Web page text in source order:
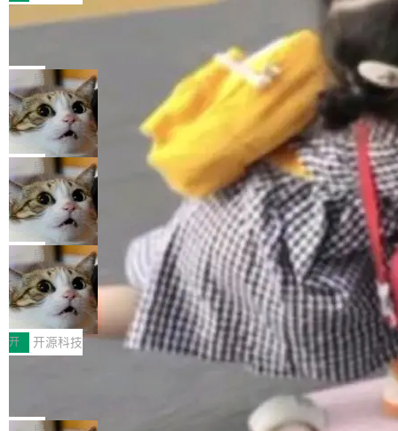
由中关村智联软件服务业质量创新联盟主办，以
“智构可信·质创未来——AI原生时代的质量新范
式”为主题，直面AI从实验室走向规模化产业落地
的核心质量命题。会上，《2026智能研发生产力
工具选型手册》发布，Testin云测的Testin XAge
nt智能测试系统入选AI测试领域代表产品。对CI
O而言，这提示了一个转变：AI测试正在从效率
工具升级为企业的质量基础设施。 CIO面对的新
现实 过去两年，CIO们的焦虑清单上多了两项：
一是如何让大模型和智能体应用安全地从PoC走
向生产，二是如何让测试团队跟得上AI应用...
让非法状态不可表示：一篇关于 ADT
有一种东西，一旦用过就回不去了。Alex Fedos
eev 管它叫"软件设计的基石"。 他说的东西不新
鲜——代数数据类型（ADT），尤其是和类型
（sum type）。但他说清楚了一件事：这不是类
型系统的学术体操，是日常编码的思维方式。 文
章从一个简单的例子切入。一个网站的深色主题
设置，如果用布尔值 + 可空字段来表示——bool
ean 表示是否可切换，nullable 的默认模式、浅
色方案、深色方案——会产生大量无意义的组
合。方案缺了、配置冲突了、全 null 了。要知道
哪些组合有效，作者说，你得靠"文档、校验、或
者部落知识"。 换个写法。Rust 的 enum，两个
变体：Switchable...
局
Cloudflare 开源内部企业 AI 平台 Clou
dflare OS
Cloudflare 发布了一个开源项目 Cloudflare O
S。如果你只看官方博客，你会觉得这是又一
个"AI 知识库 + 聊天机器人"——每个大厂都在
做，没什么新鲜的。 但 Kenton Varda 在 Twitte
r 上把事情说清楚了： 今天我们发布了 Cloudfla
re OS，一个带连接器的聊天机器人，跟其他所
有科技公司做的一样。只不过，实际上它不一
样。这是 Sandstorm.io 的重制版，我十年前的
那个创业公司。不同的是，这次它构建在 Cloudf
lare Workers 上——我花了九年时间搭建的平台
——并且深度集成了 AI。这基本上是我十年秘密
局
Deno 团队开源 Celld，可自托管的分
布式 Durable Objects
Ryan Dahl 领导的 Deno 团队推出了最新开源项
目 Celld，一个能在自己机器上运行 Cloudflare
Workers 和 Durable Objects 的守护进程。 设
计思路很直接：每个对象是一个独立的 SQLite
数据库，按名称寻址，复制到你自己的 S3 兼容
存储库里。节点之间只通过这个存储库协调——
没有控制平面，没有共识协议。每个对象自带一
个小型数据库，应用天然按分片构建，单个数据
库的竞争和爆炸半径问题在设计层面就被消除
了。 闲置的 cell 会休眠到几乎不占资源。当 cel
局
鲁大师7月新机性能/流畅/AI榜：vivo夺
性能、流畅双第一，三星Galaxy Z系列
新折叠缺席
2026年7月的手机市场，由于存储等硬件成本暴
增，手机厂商的日子也不好过啊，新机速度明显
放缓，因此硝烟味淡了许多。新机参数规格除开
Fold8 / Z Flip8）外，其余要么是中低端机器，
例如iQOO Z11i、REDMI Note 17、REDMI No
开 开源科技
Zed 编辑器团队发布了新项目——DeltaDB，一
个在 git commit 之间记录每一次编辑操作的版